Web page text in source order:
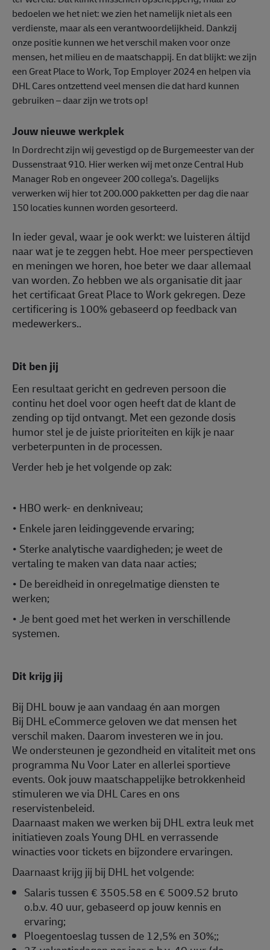
bedoelen we het niet: we zien het namelijk niet als een
verdienste, maar als een verantwoordelijkheid. Dankzij
onze positie kunnen we het verschil maken voor onze
mensen, het milieu en de maatschappij. En dat blijkt: we zijn
een Great Place to Work, Top Employer 2024 en helpen via
DHL Cares ontzettend veel mensen die dat hard kunnen
gebruiken – daar zijn we trots op!
Jouw nieuwe werkplek
In Dordrecht zijn wij gevestigd op de Burgemeester van der
Dussenstraat 910. Hier werken wij met onze Central Hub
Manager Rob en ongeveer 200 collega’s. Dagelijks
verwerken wij hier tot 200.000 pakketten per dag die naar
150 locaties kunnen worden gesorteerd.
In ieder geval, waar je ook werkt: we luisteren áltijd
naar wat je te zeggen hebt. Hoe meer perspectieven
en meningen we horen, hoe beter we daar allemaal
van worden. Zo hebben we als organisatie dit jaar
het certificaat Great Place to Work gekregen. Deze
certificering is 100% gebaseerd op feedback van
medewerkers..
Dit ben jij
Een resultaat gericht en gedreven persoon die
continu het doel voor ogen heeft dat de klant de
zending op tijd ontvangt. Met een gezonde dosis
humor stel je de juiste prioriteiten en kijk je naar
verbeterpunten in de processen.
Verder heb je het volgende op zak:
• HBO werk- en denkniveau;
• Enkele jaren leidinggevende ervaring;
• Sterke analytische vaardigheden; je weet de
vertaling te maken van data naar acties;
• De bereidheid in onregelmatige diensten te
werken;
• Je bent goed met het werken in verschillende
systemen.
Dit krijg jij
Bij DHL bouw je aan vandaag én aan morgen
Bij DHL eCommerce geloven we dat mensen het
verschil maken. Daarom investeren we in jou.
We ondersteunen je gezondheid en vitaliteit met ons
programma Nu Voor Later en allerlei sportieve
events. Ook jouw maatschappelijke betrokkenheid
stimuleren we via DHL Cares en ons
reservistenbeleid.
Daarnaast maken we werken bij DHL extra leuk met
initiatieven zoals Young DHL en verrassende
winacties voor tickets en bijzondere ervaringen.
Daarnaast krijg jij bij DHL het volgende:
Salaris tussen € 3505.58 en € 5009.52 bruto
o.b.v. 40 uur, gebaseerd op jouw kennis en
ervaring;
Ploegentoeslag tussen de 12,5% en 30%;;